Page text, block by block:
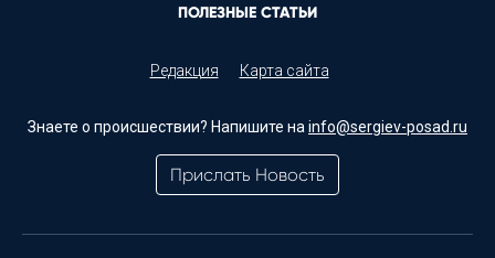
ПОЛЕЗНЫЕ СТАТЬИ
Редакция Карта сайта
Знаете о происшествии? Напишите на info@sergiev-posad.ru
Прислать Новость